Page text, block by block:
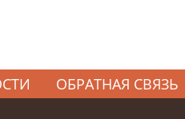
ОБРАТНАЯ СВЯЗЬ